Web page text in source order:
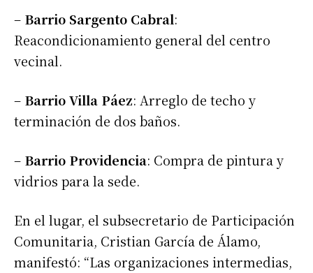
– Barrio Sargento Cabral:
Reacondicionamiento general del centro
vecinal.
– Barrio Villa Páez: Arreglo de techo y
terminación de dos baños.
– Barrio Providencia: Compra de pintura y
vidrios para la sede.
En el lugar, el subsecretario de Participación
Comunitaria, Cristian García de Álamo,
manifestó: “Las organizaciones intermedias,